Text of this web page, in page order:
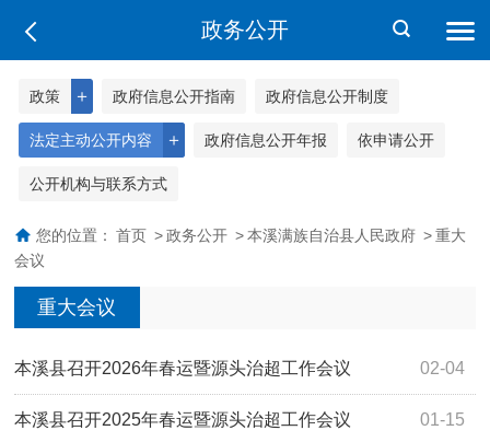
政务公开
＋
政策 政府信息公开指南 政府信息公开制度
＋
法定主动公开内容 政府信息公开年报 依申请公开
公开机构与联系方式
您的位置： 首页 > 政务公开 > 本溪满族自治县人民政府 > 重大
会议
重大会议
02-04
本溪县召开2026年春运暨源头治超工作会议
01-15
本溪县召开2025年春运暨源头治超工作会议